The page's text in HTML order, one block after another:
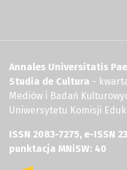
Annales Universitatis
Studia de Cultura -
Mediów i Badań
Uniwersytetu Komisji
ISSN 2083-7275, e-ISSN
punktacja MNiSW: 40